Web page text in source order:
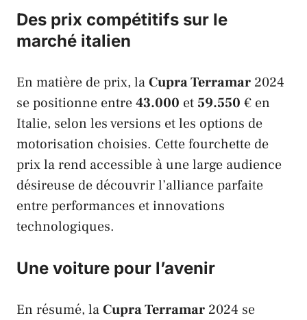
Des prix compétitifs sur le
marché italien
En matière de prix, laCupra Terramar 2024
se positionne entre43.000 et 59.550 € en
Italie, selon les versions et les options de
motorisation choisies. Cette fourchette de
prix la rend accessible à une large audience
désireuse de découvrir l’alliance parfaite
entre performances et innovations
technologiques.
Une voiture pour l’avenir
En résumé, laCupra Terramar 2024 se